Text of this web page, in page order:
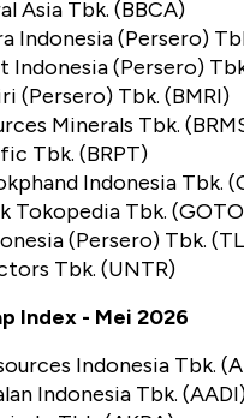
Asia Tbk. (BBCA)
Indonesia (Persero)
Indonesia (Persero)
(Persero) Tbk. (BMRI)
Minerals Tbk.
Tbk. (BRPT)
Indonesia Tbk.
Tokopedia Tbk.
(Persero) Tbk.
Tbk. (UNTR)
Index - Mei 2026
Indonesia Tbk.
Indonesia Tbk.